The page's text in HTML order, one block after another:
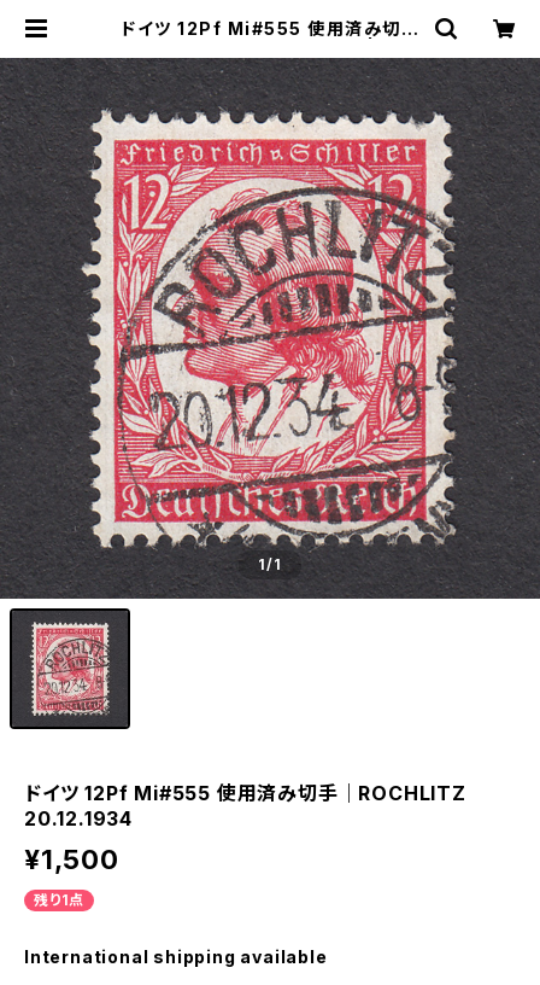
ドイツ 12Pf Mi#555 使用済み切手
グスタンプのネットショップ | Young
Stamp
1/1
ドイツ 12Pf Mi#555 使用済み切手｜ROCHLITZ
20.12.1934
¥1,500
残り1点
International shipping available